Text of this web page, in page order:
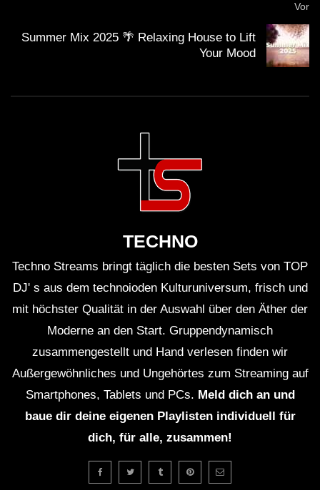
Der Stil von Tom Misch umfasst Genres wie Jazz,
zieht Musikfans aus der ganzen Welt an.
Ferropolis, der Veranstaltungsort des Festivals,
war früher ein aktives Kohlekraftwerk.
veröffentlichte.
Die Live-Performance beim Melt Festival war Teil
seiner Europa-Tournee 2017.
Tom Misch hat mit vielen Künstlern
zusammengearbeitet, darunter Anderson .Paakund
Fragen & Antworten zum Set
Vor
Summer Mix 2025 🌴 Relaxing House to Lift
Your Mood
TECHNO
Techno Streams bringt täglich die besten Sets von TOP
DJ' s aus dem technoioden Kulturuniversum, frisch und
mit höchster Qualität in der Auswahl über den Äther der
Moderne an den Start. Gruppendynamisch
zusammengestellt und Hand verlesen finden wir
Außergewöhnliches und Ungehörtes zum Streaming auf
Smartphones, Tablets und PCs. Meld dich an und
baue dir deine eigenen Playlisten individuell für
dich, für alle, zusammen!